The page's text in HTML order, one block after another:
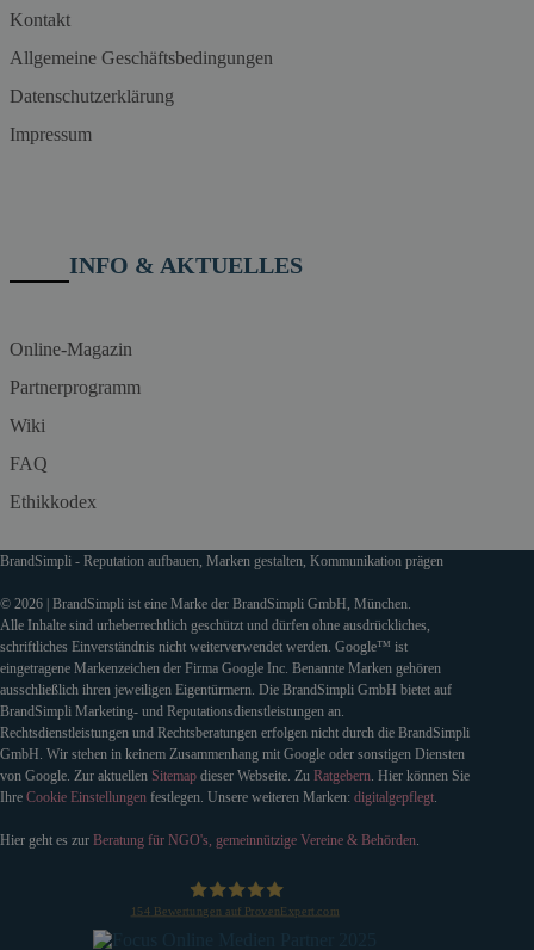
Kontakt
Allgemeine Geschäftsbedingungen
Datenschutzerklärung
Impressum
INFO & AKTUELLES
Online-Magazin
Partnerprogramm
Wiki
FAQ
Ethikkodex
BrandSimpli - Reputation aufbauen, Marken gestalten, Kommunikation prägen
© 2026 | BrandSimpli ist eine Marke der BrandSimpli GmbH, München.
Alle Inhalte sind urheberrechtlich geschützt und dürfen ohne ausdrückliches,
schriftliches Einverständnis nicht weiterverwendet werden. Google™ ist
eingetragene Markenzeichen der Firma Google Inc. Benannte Marken gehören
ausschließlich ihren jeweiligen Eigentürmern. Die BrandSimpli GmbH bietet auf
BrandSimpli Marketing- und Reputationsdienstleistungen an.
Rechtsdienstleistungen und Rechtsberatungen erfolgen nicht durch die BrandSimpli
GmbH. Wir stehen in keinem Zusammenhang mit Google oder sonstigen Diensten
von Google. Zur aktuellen Sitemap dieser Webseite. Zu Ratgebern . Hier können Sie
Ihre Cookie Einstellungen festlegen. Unsere weiteren Marken: digitalgepflegt
Hier geht es zur Beratung für NGO's, gemeinnützige Vereine & Behörden
154 Bewertungen auf ProvenExpert.com